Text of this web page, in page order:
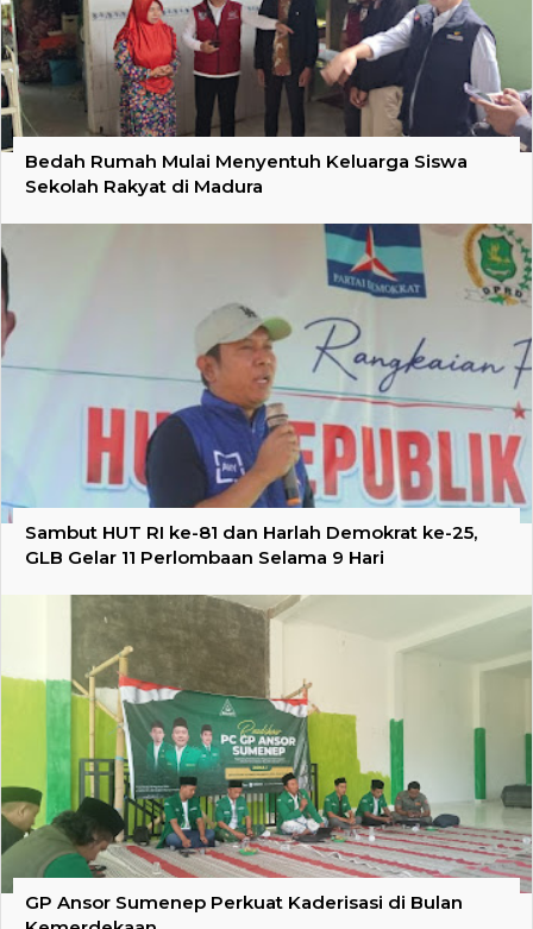
Bedah Rumah Mulai Menyentuh Keluarga Siswa
Sekolah Rakyat di Madura
Sambut HUT RI ke-81 dan Harlah Demokrat ke-25,
GLB Gelar 11 Perlombaan Selama 9 Hari
GP Ansor Sumenep Perkuat Kaderisasi di Bulan